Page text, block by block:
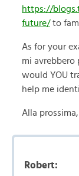
https://
future/to
As for your
mi avrebbero
would YOU
help me
Alla
Robert: